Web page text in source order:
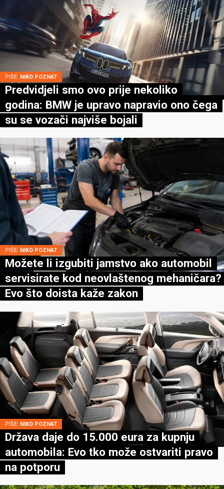
PIŠE: NIKO POZNAT
Predvidjeli smo ovo prije nekoliko
godina: BMW je upravo napravio ono čega
su se vozači najviše bojali
PIŠE: NIKO POZNAT
Možete li izgubiti jamstvo ako automobil
servisirate kod neovlaštenog mehaničara?
Evo što doista kaže zakon
PIŠE: NIKO POZNAT
Država daje do 15.000 eura za kupnju
automobila: Evo tko može ostvariti pravo
na potporu